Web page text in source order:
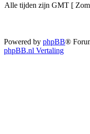
Alle tijden zijn GMT [
Powered by phpBB®
phpBB.nl Vertaling